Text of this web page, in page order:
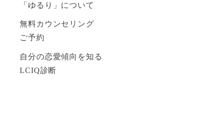
「ゆるり」について
無料カウンセリング
ご予約
自分の恋愛傾向を知る
LCIQ診断